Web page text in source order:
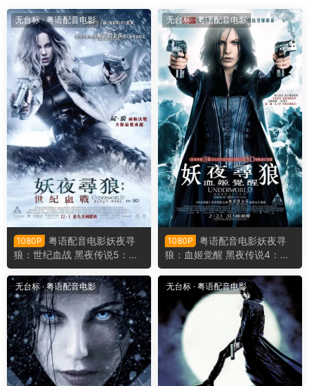
无台标·粤语配音电影
1080P
粤语配音电影妖夜寻
狼：世纪血战 黑夜传说5：血
战 决战异世界5 弑血之战 Und
erworld: Blood Wars
无台标·粤语配音电影
1080P
粤语配音电影妖夜寻
狼：血姬觉醒 黑夜传说4：觉
醒 决战异世界：未来复苏3D
Underworld: Awakening
无台标·粤语配音电影 无台标 · 粤语配音电影